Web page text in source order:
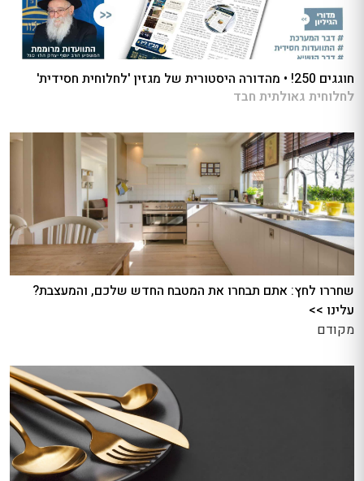
חוגגים 250! • מהדורה היסטורית של מגזין 'לחלוחית חסידית'
לחלוחית גאולתית חבד
שחררו לחץ: אתם תבחרו את המטבח החדש שלכם, והמעצבת?
עלינו >>
מקודם